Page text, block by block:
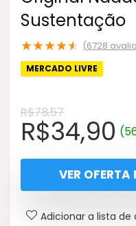
Sustentação
★★★★★ (6728
MERCADO LIVRE
R$78,57
O
preço
original
era:
R$78,57.
R$34,90O
é:
VER
Adicionar a lista de